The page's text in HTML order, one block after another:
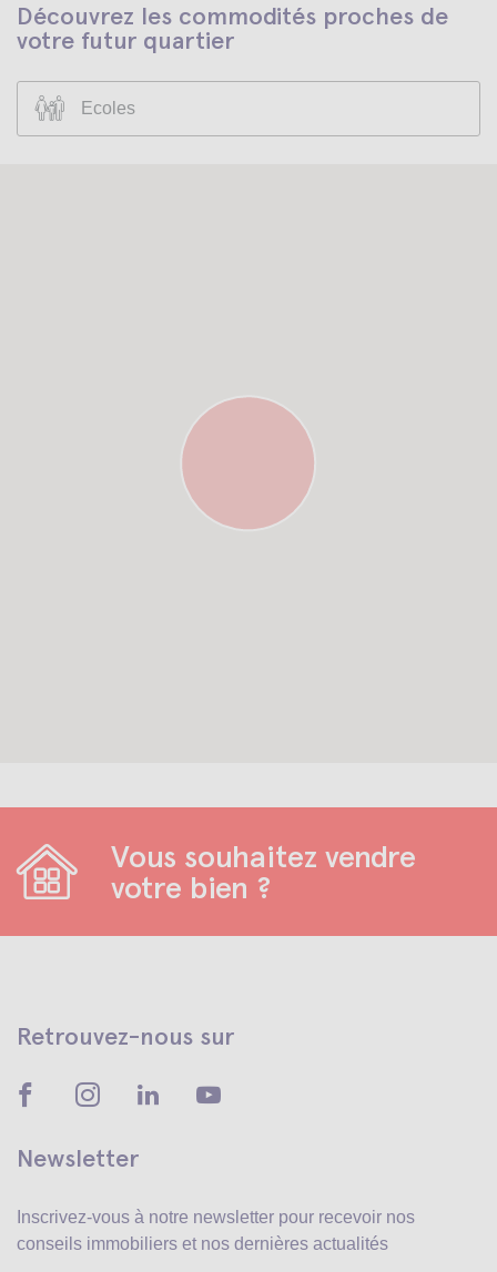
Découvrez les commodités proches de
votre futur quartier
Ecoles
Vous souhaitez vendre
votre bien ?
Retrouvez-nous sur
Newsletter
Inscrivez-vous à notre newsletter pour recevoir nos
conseils immobiliers et nos dernières actualités